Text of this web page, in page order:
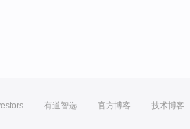
有道智选 官方博客 技术博客